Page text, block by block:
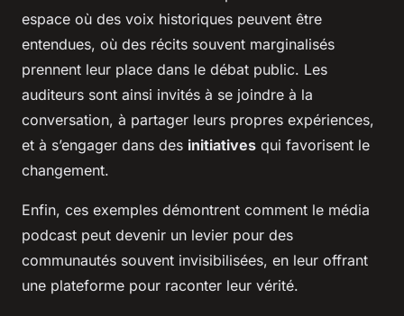
espace où des voix historiques peuvent être
entendues, où des récits souvent marginalisés
prennent leur place dans le débat public. Les
auditeurs sont ainsi invités à se joindre à la
conversation, à partager leurs propres expériences,
et à s’engager dans des initiatives qui favorisent le
changement.
Enfin, ces exemples démontrent comment le média
podcast peut devenir un levier pour des
communautés souvent invisibilisées, en leur offrant
une plateforme pour raconter leur vérité.